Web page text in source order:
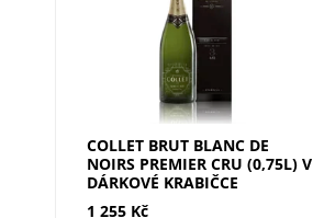
Premier Cru: výjimečné bílé
šampaňské z hroznů Pinot
Noir. Zraje pět let, s 13 %
rezervního vína pro bohatou
COLLET BRUT BLANC DE
NOIRS PREMIER CRU (0,75L) V
DÁRKOVÉ KRABIČCE
1 255 Kč